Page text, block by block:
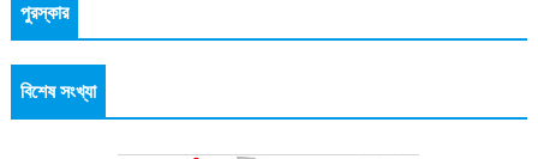
পুরস্কার
বিশেষ সংখ্যা